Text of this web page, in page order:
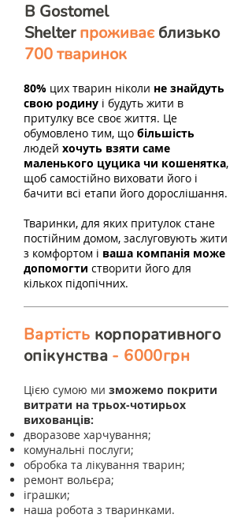
В Gostomel
Shelterпроживаєблизько
700 тваринок
80% цих тварин ніколи не знайдуть
свою родину і будуть жити в
притулку все своє життя. Це
обумовлено тим, що більшість
людей хочуть взяти саме
маленького цуцика чи кошенятка,
щоб самостійно виховати його і
бачити всі етапи його дорослішання.
Тваринки, для яких притулок стане
постійним домом, заслуговують жити
з комфортом і ваша компанія може
допомогти створити його для
кількох підопічних.
Вартість корпоративного
опікунства - 6000грн
Цією сумою ми зможемо покрити
витрати на трьох-чотирьох
вихованців:
дворазове харчування;
комунальні послуги;
обробка та лікування тварин;
ремонт вольєра;
іграшки;
наша робота з тваринками.